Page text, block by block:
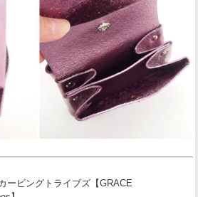
ービングトライブズ【GRACE